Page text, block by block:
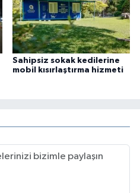
Sahipsiz sokak kedilerine
mobil kısırlaştırma hizmeti